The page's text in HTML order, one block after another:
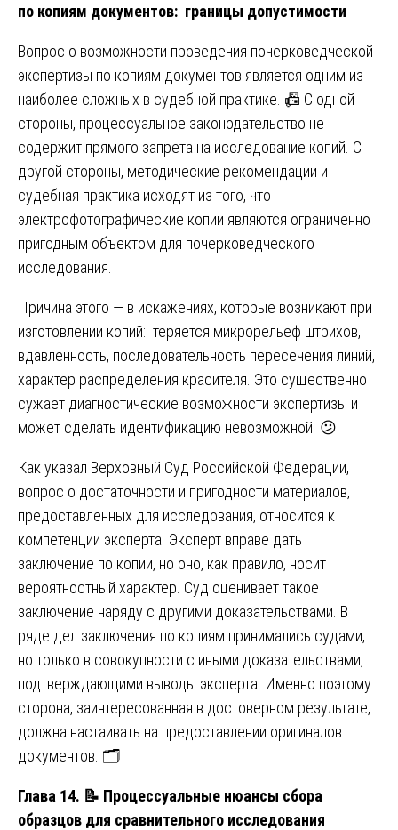
по копиям документов: границы допустимости
Вопрос о возможности проведения почерковедческой
экспертизы по копиям документов является одним из
наиболее сложных в судебной практике. 📠 С одной
стороны, процессуальное законодательство не
содержит прямого запрета на исследование копий. С
другой стороны, методические рекомендации и
судебная практика исходят из того, что
электрофотографические копии являются ограниченно
пригодным объектом для почерковедческого
исследования.
Причина этого — в искажениях, которые возникают при
изготовлении копий: теряется микрорельеф штрихов,
вдавленность, последовательность пересечения линий,
характер распределения красителя. Это существенно
сужает диагностические возможности экспертизы и
может сделать идентификацию невозможной. 😕
Как указал Верховный Суд Российской Федерации,
вопрос о достаточности и пригодности материалов,
предоставленных для исследования, относится к
компетенции эксперта. Эксперт вправе дать
заключение по копии, но оно, как правило, носит
вероятностный характер. Суд оценивает такое
заключение наряду с другими доказательствами. В
ряде дел заключения по копиям принимались судами,
но только в совокупности с иными доказательствами,
подтверждающими выводы эксперта. Именно поэтому
сторона, заинтересованная в достоверном результате,
должна настаивать на предоставлении оригиналов
документов. 🗂️
Глава 14. 📝 Процессуальные нюансы сбора
образцов для сравнительного исследования